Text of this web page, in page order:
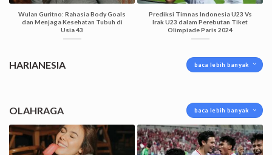
Wulan Guritno: Rahasia Body Goals
dan Menjaga Kesehatan Tubuh di
Usia 43
Prediksi Timnas Indonesia U23 Vs
Irak U23 dalam Perebutan Tiket
Olimpiade Paris 2024
HARIANESIA baca lebih banyak
OLAHRAGA baca lebih banyak